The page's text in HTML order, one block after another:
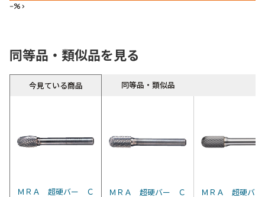
--%>
同等品・類似品を見る
今見ている商品 同等品・類似品
ＭＲＡ 超硬バー Ｃ
ＭＲＡ 超硬バー Ｃ
ＭＲＡ 超硬バ